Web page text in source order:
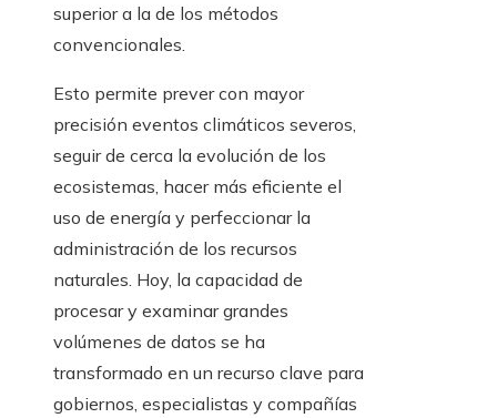
superior a la de los métodos
convencionales.
Esto permite prever con mayor
precisión eventos climáticos severos,
seguir de cerca la evolución de los
ecosistemas, hacer más eficiente el
uso de energía y perfeccionar la
administración de los recursos
naturales. Hoy, la capacidad de
procesar y examinar grandes
volúmenes de datos se ha
transformado en un recurso clave para
gobiernos, especialistas y compañías